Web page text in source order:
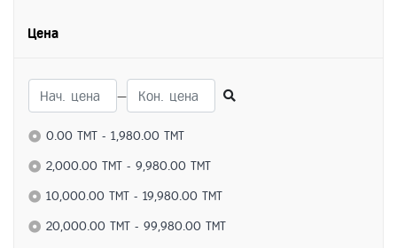
Для собак
Питание
- Сухие корма
- Влажные корма
- Лакомства
Цена
—
0.00 TMT - 1,980.00 TMT
2,000.00 TMT - 9,980.00 TMT
10,000.00 TMT - 19,980.00 TMT
20,000.00 TMT - 99,980.00 TMT